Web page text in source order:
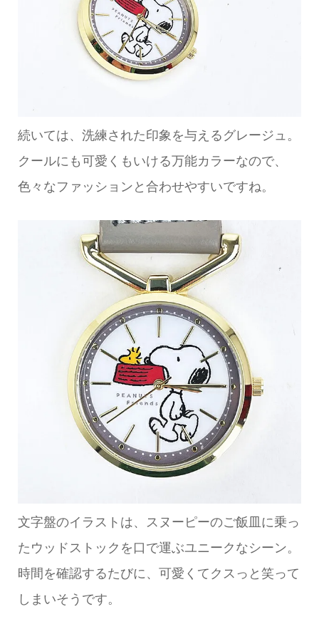
続いては、洗練された印象を与えるグレージュ。
クールにも可愛くもいける万能カラーなので、
色々なファッションと合わせやすいですね。
文字盤のイラストは、スヌーピーのご飯皿に乗っ
たウッドストックを口で運ぶユニークなシーン。
時間を確認するたびに、可愛くてクスっと笑って
しまいそうです。